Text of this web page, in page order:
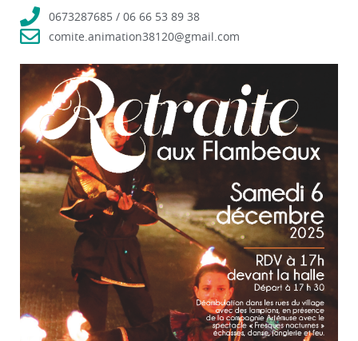
0673287685 / 06 66 53 89 38
comite.animation38120@gmail.com